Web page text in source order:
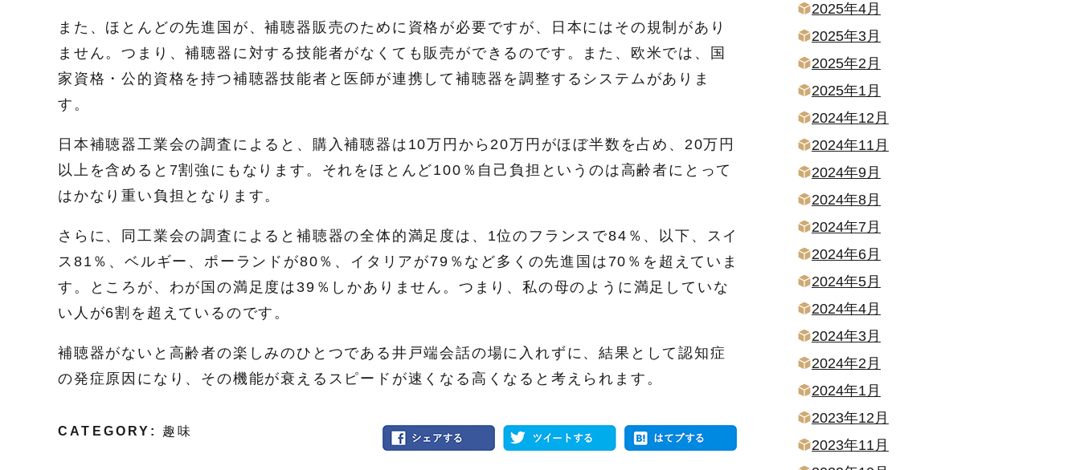
また、ほとんどの先進国が、補聴器販売のために資格が必要ですが、日本にはその規制があり
ません。つまり、補聴器に対する技能者がなくても販売ができるのです。また、欧米では、国
家資格・公的資格を持つ補聴器技能者と医師が連携して補聴器を調整するシステムがありま
す。
日本補聴器工業会の調査によると、購入補聴器は10万円から20万円がほぼ半数を占め、20万円
以上を含めると7割強にもなります。それをほとんど100％自己負担というのは高齢者にとって
はかなり重い負担となります。
さらに、同工業会の調査によると補聴器の全体的満足度は、1位のフランスで84％、以下、スイ
ス81％、ベルギー、ポーランドが80％、イタリアが79％など多くの先進国は70％を超えていま
す。ところが、わが国の満足度は39％しかありません。つまり、私の母のように満足していな
い人が6割を超えているのです。
補聴器がないと高齢者の楽しみのひとつである井戸端会話の場に入れずに、結果として認知症
の発症原因になり、その機能が衰えるスピードが速くなる高くなると考えられます。
CATEGORY: 趣味
2025年4月
2025年3月
2025年2月
2025年1月
2024年12月
2024年11月
2024年9月
2024年8月
2024年7月
2024年6月
2024年5月
2024年4月
2024年3月
2024年2月
2024年1月
2023年12月
2023年11月